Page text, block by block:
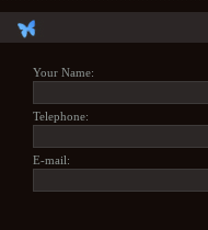
Your Name:
Telephone:
E-mail: